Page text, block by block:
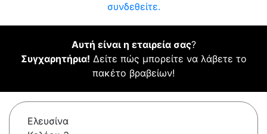
συνδεθείτε.
Αυτή είναι η εταιρεία σας?
Συγχαρητήρια! Δείτε πώς μπορείτε να λάβετε το
πακέτο βραβείων!
Ελευσίνα